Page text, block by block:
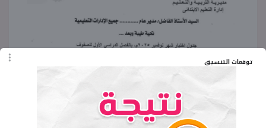
توقعات التنسيق